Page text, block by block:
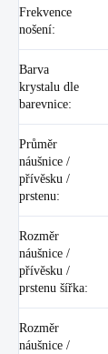
Frekvence
nošení:
Barva
krystalu dle
barevnice:
Průměr
náušnice /
přívěsku /
prstenu:
Rozměr
náušnice /
přívěsku /
prstenu šířka:
Rozměr
náušnice /